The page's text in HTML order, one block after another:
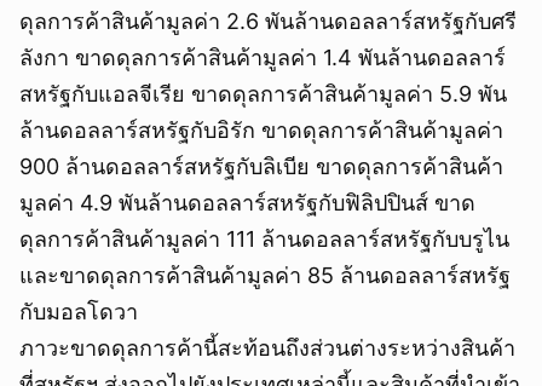
ดุลการค้าสินค้ามูลค่า 2.6 พันล้านดอลลาร์สหรัฐกับศรี
ลังกา ขาดดุลการค้าสินค้ามูลค่า 1.4 พันล้านดอลลาร์
สหรัฐกับแอลจีเรีย ขาดดุลการค้าสินค้ามูลค่า 5.9 พัน
ล้านดอลลาร์สหรัฐกับอิรัก ขาดดุลการค้าสินค้ามูลค่า
900 ล้านดอลลาร์สหรัฐกับลิเบีย ขาดดุลการค้าสินค้า
มูลค่า 4.9 พันล้านดอลลาร์สหรัฐกับฟิลิปปินส์ ขาด
ดุลการค้าสินค้ามูลค่า 111 ล้านดอลลาร์สหรัฐกับบรูไน
และขาดดุลการค้าสินค้ามูลค่า 85 ล้านดอลลาร์สหรัฐ
กับมอลโดวา
ภาวะขาดดุลการค้านี้สะท้อนถึงส่วนต่างระหว่างสินค้า